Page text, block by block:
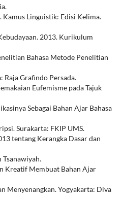
Linguistik: Edisi Kelima.
2013. Kurikulum
Bahasa Metode Penelitian
Raja Grafindo Persada.
Eufemisme pada Tajuk
Sebagai Bahan Ajar Bahasa
Surakarta: FKIP UMS.
tentang Kerangka Dasar dan
Tsanawiyah.
Kreatif Membuat Bahan Ajar
Menyenangkan. Yogyakarta: Diva